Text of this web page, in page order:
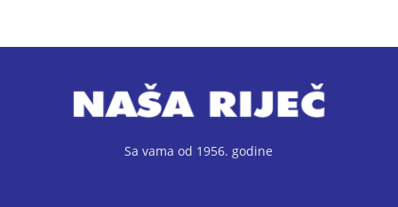
Sa vama od 1956. godine